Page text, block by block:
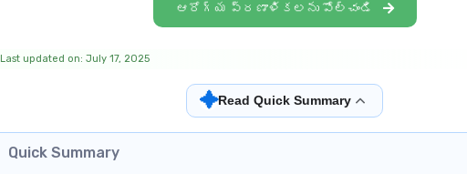
ఆరోగ్య ప్రణాళికలను పోల్చండి
Last updated on: July 17, 2025
✦Read Quick Summary
Quick Summary